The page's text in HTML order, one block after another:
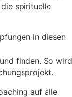
spirituelle
in diesen
finden. So wird
auf alle